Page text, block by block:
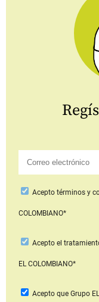
Aceptotérminos y
COLOMBIANO*
Acepto el
EL COLOMBIANO*
Acepto que Grupo